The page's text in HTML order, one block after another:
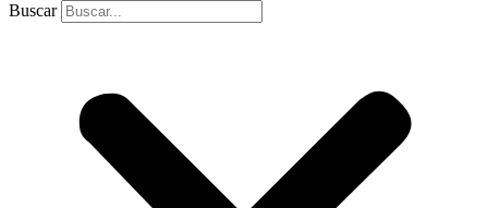
Buscar